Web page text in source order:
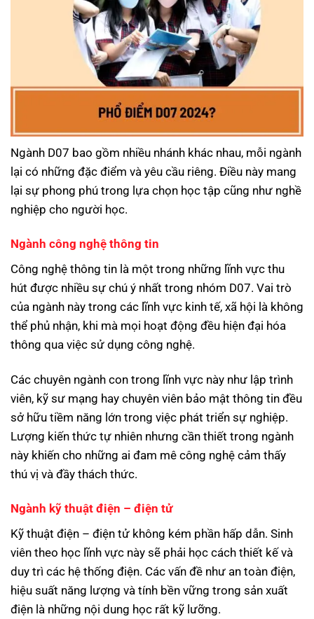
Ngành D07 bao gồm nhiều nhánh khác nhau, mỗi ngành
lại có những đặc điểm và yêu cầu riêng. Điều này mang
lại sự phong phú trong lựa chọn học tập cũng như nghề
nghiệp cho người học.
Ngành công nghệ thông tin
Công nghệ thông tin là một trong những lĩnh vực thu
hút được nhiều sự chú ý nhất trong nhóm D07. Vai trò
của ngành này trong các lĩnh vực kinh tế, xã hội là không
thể phủ nhận, khi mà mọi hoạt động đều hiện đại hóa
thông qua việc sử dụng công nghệ.
Các chuyên ngành con trong lĩnh vực này như lập trình
viên, kỹ sư mạng hay chuyên viên bảo mật thông tin đều
sở hữu tiềm năng lớn trong việc phát triển sự nghiệp.
Lượng kiến thức tự nhiên nhưng cần thiết trong ngành
này khiến cho những ai đam mê công nghệ cảm thấy
thú vị và đầy thách thức.
Ngành kỹ thuật điện – điện tử
Kỹ thuật điện – điện tử không kém phần hấp dẫn. Sinh
viên theo học lĩnh vực này sẽ phải học cách thiết kế và
duy trì các hệ thống điện. Các vấn đề như an toàn điện,
hiệu suất năng lượng và tính bền vững trong sản xuất
điện là những nội dung học rất kỹ lưỡng.